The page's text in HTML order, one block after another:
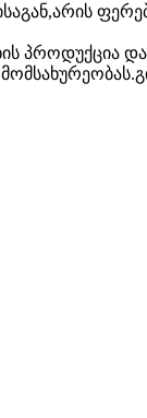
პროდუქცია